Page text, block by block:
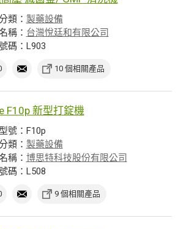
類： 製藥設備
稱： 台灣悅廷和有限公司
碼：L903
10 個相關產品
F10p 新型打錠機
號：F10p
類： 製藥設備
稱： 博思特科技股份有限公司
碼：L508
9 個相關產品